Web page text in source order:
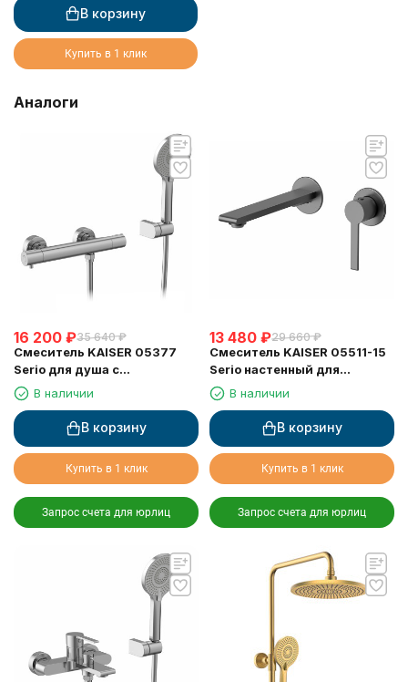
шлифованное золото
(картридж 6202)
В корзину
Купить в 1 клик
Аналоги
16 200 ₽35 640 ₽
Смеситель KAISER 05377
Serio для душа с
термостатом 6282
В наличии
В корзину
Купить в 1 клик
Запрос счета для юрлиц
13 480 ₽29 660 ₽
Смеситель KAISER 05511-15
Serio настенный для
раковины
В наличии
В корзину
Купить в 1 клик
Запрос счета для юрлиц